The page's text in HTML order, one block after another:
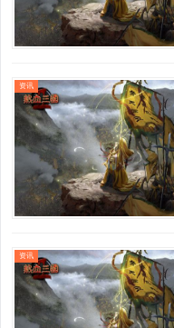
资讯
资讯